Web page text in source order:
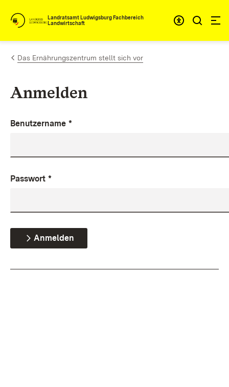
Zum Inhalt springen
Landratsamt Ludwigsburg Fachbereich
Landwirtschaft
Das Ernährungszentrum stellt sich vor
Anmelden
Benutzername *
Passwort *
Anmelden